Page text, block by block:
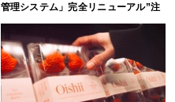
管理システム」完全リニューアル”注